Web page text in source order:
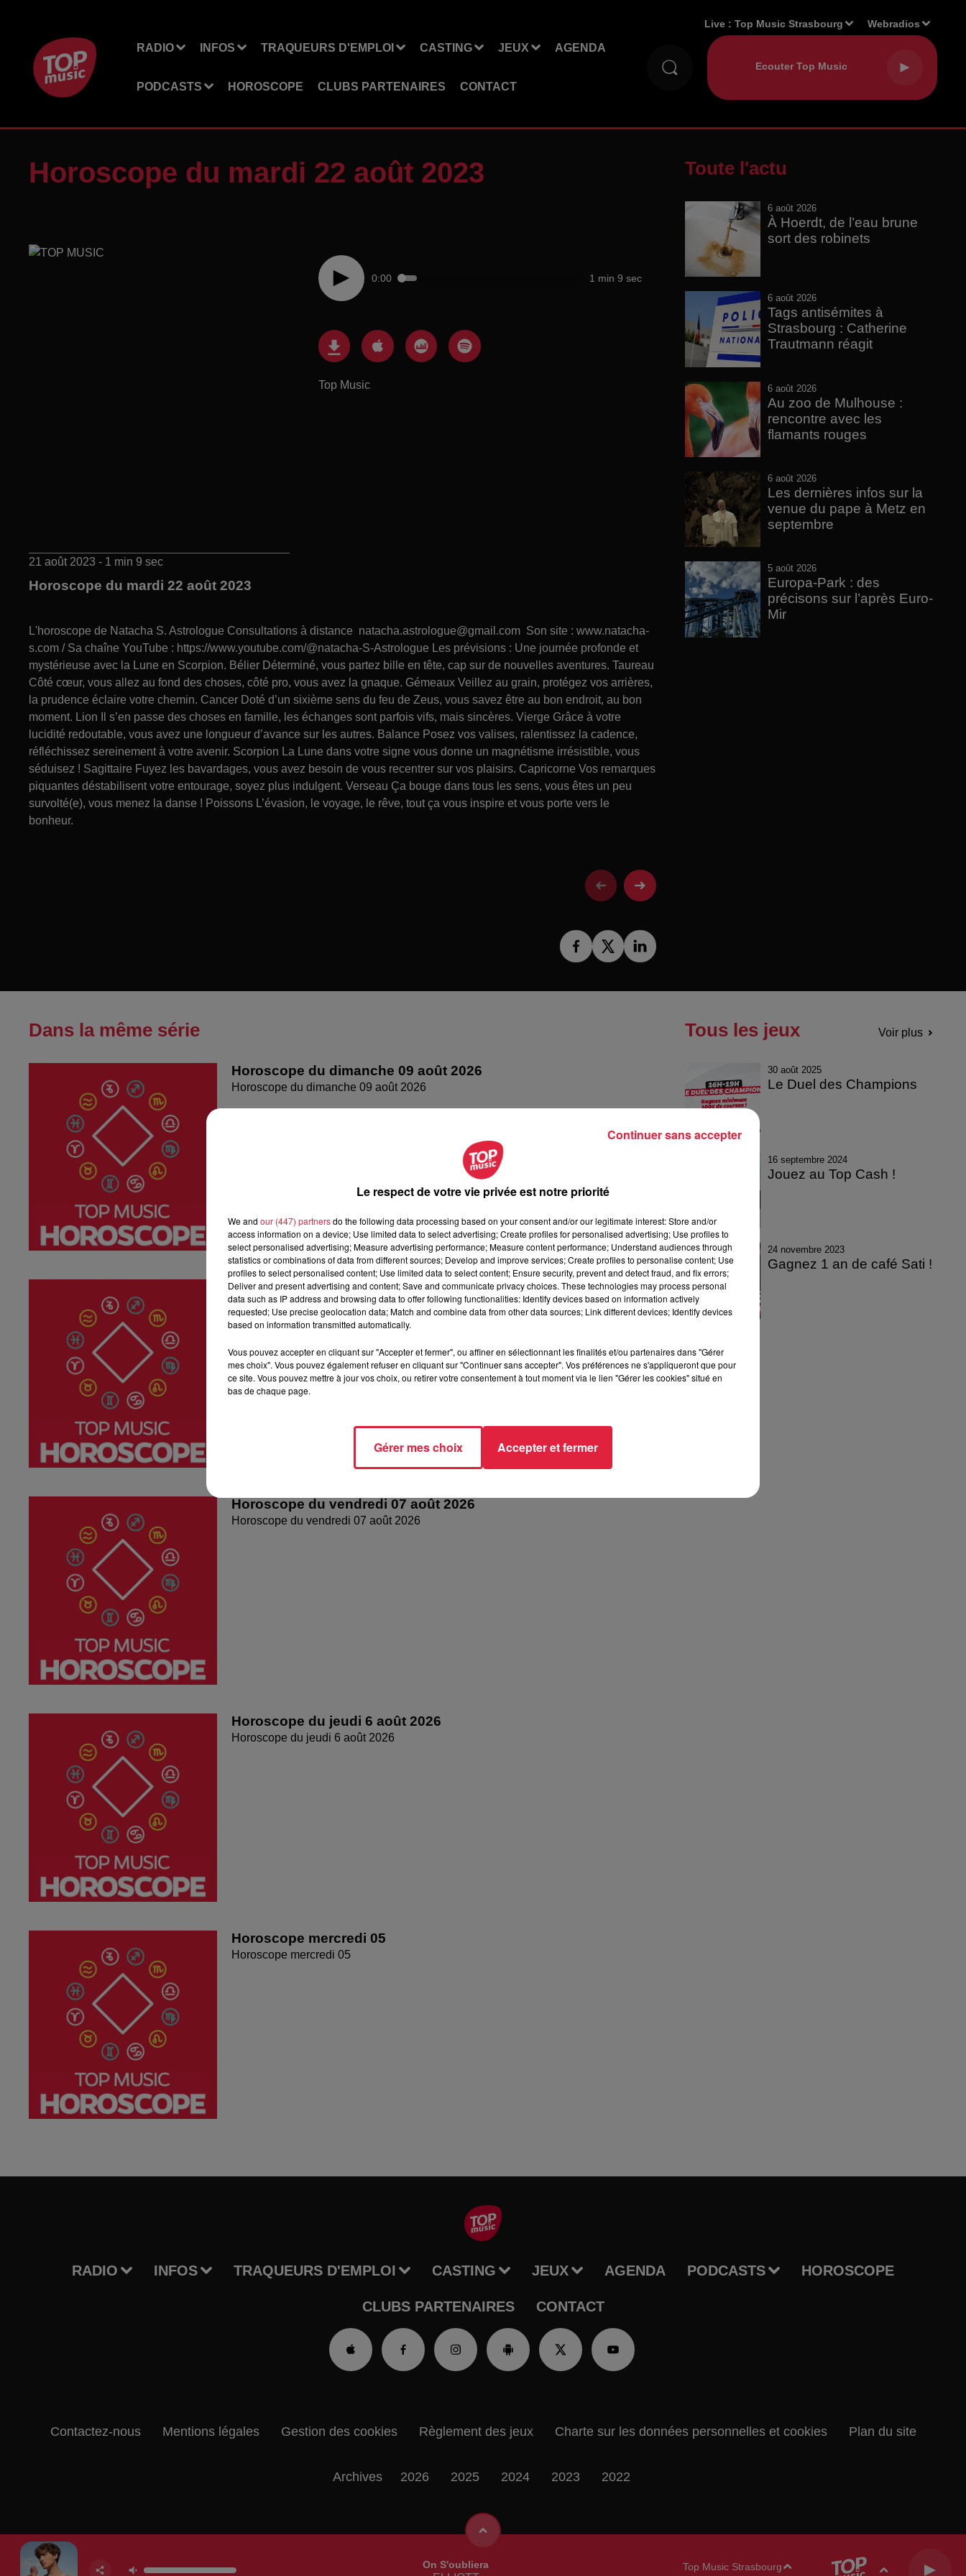
RADIO INFOS TRAQUEURS D'EMPLOI CASTING JEUX AGENDA
PODCASTS HOROSCOPE CLUBS PARTENAIRES CONTACT
Live :Top Music Strasbourg Webradios
Horoscope du mardi 22 août 2023
0:00 1 min 9 sec
Top Music
21 août 2023 - 1 min 9 sec
Horoscope du mardi 22 août 2023
L'horoscope de Natacha S. Astrologue Consultations à distance natacha.astrologue@gmail.com Son site : www.natacha-
s.com / Sa chaîne YouTube : https://www.youtube.com/@natacha-S-Astrologue Les prévisions : Une journée profonde et
mystérieuse avec la Lune en Scorpion. Bélier Déterminé, vous partez bille en tête, cap sur de nouvelles aventures. Taureau
Côté cœur, vous allez au fond des choses, côté pro, vous avez la gnaque. Gémeaux Veillez au grain, protégez vos arrières,
la prudence éclaire votre chemin. Cancer Doté d’un sixième sens du feu de Zeus, vous savez être au bon endroit, au bon
moment. Lion Il s’en passe des choses en famille, les échanges sont parfois vifs, mais sincères. Vierge Grâce à votre
lucidité redoutable, vous avez une longueur d’avance sur les autres. Balance Posez vos valises, ralentissez la cadence,
réfléchissez sereinement à votre avenir. Scorpion La Lune dans votre signe vous donne un magnétisme irrésistible, vous
séduisez ! Sagittaire Fuyez les bavardages, vous avez besoin de vous recentrer sur vos plaisirs. Capricorne Vos remarques
piquantes déstabilisent votre entourage, soyez plus indulgent. Verseau Ça bouge dans tous les sens, vous êtes un peu
survolté(e), vous menez la danse ! Poissons L’évasion, le voyage, le rêve, tout ça vous inspire et vous porte vers le
bonheur.
Toute l'actu
6 août 2026
À Hoerdt, de l’eau brune
sort des robinets
6 août 2026
Tags antisémites à
Strasbourg : Catherine
Trautmann réagit
6 août 2026
Au zoo de Mulhouse :
rencontre avec les
flamants rouges
6 août 2026
Les dernières infos sur la
venue du pape à Metz en
septembre
5 août 2026
Europa-Park : des
précisons sur l’après Euro-
Mir
Dans la même série
Horoscope du dimanche 09 août 2026
Horoscope du dimanche 09 août 2026
Horoscope du samedi 08 août 2026
Horoscope du samedi 08 août 2026
Horoscope du vendredi 07 août 2026
Horoscope du vendredi 07 août 2026
Horoscope du jeudi 6 août 2026
Horoscope du jeudi 6 août 2026
Horoscope mercredi 05
Horoscope mercredi 05
Tous les jeux Voir plus
30 août 2025
Le Duel des Champions
16 septembre 2024
Jouez au Top Cash !
24 novembre 2023
Gagnez 1 an de café Sati !
RADIO INFOS TRAQUEURS D'EMPLOI CASTING JEUX AGENDA PODCASTS HOROSCOPE
CLUBS PARTENAIRES CONTACT
On S'oubliera Top Music Strasbourg
Contactez-nous Mentions légales Gestion des cookies Règlement des jeux Charte sur les données personnelles et cookies Plan du site
Archives 2026 2025 2024 2023 2022
Le respect de votre vie privée est notre priorité
We and our (447) partnersdo the following data processing based on your consent and/or our legitimate interest: Store and/or
access information on a device; Use limited data to select advertising; Create profiles for personalised advertising; Use profiles to
select personalised advertising; Measure advertising performance; Measure content performance; Understand audiences through
statistics or combinations of data from different sources; Develop and improve services; Create profiles to personalise content; Use
profiles to select personalised content; Use limited data to select content; Ensure security, prevent and detect fraud, and fix errors;
Deliver and present advertising and content; Save and communicate privacy choices. These technologies may process personal
data such as IP address and browsing data to offer following functionalities: Identify devices based on information actively
requested; Use precise geolocation data; Match and combine data from other data sources; Link different devices; Identify devices
based on information transmitted automatically.
Vous pouvez accepter en cliquant sur "Accepter et fermer", ou affiner en sélectionnant les finalités et/ou partenaires dans "Gérer
mes choix". Vous pouvez également refuser en cliquant sur "Continuer sans accepter". Vos préférences ne s'appliqueront que pour
ce site. Vous pouvez mettre à jour vos choix, ou retirer votre consentement à tout moment via le lien "Gérer les cookies" situé en
bas de chaque page.
Gérer mes choix Accepter et fermer
Continuer sans accepter